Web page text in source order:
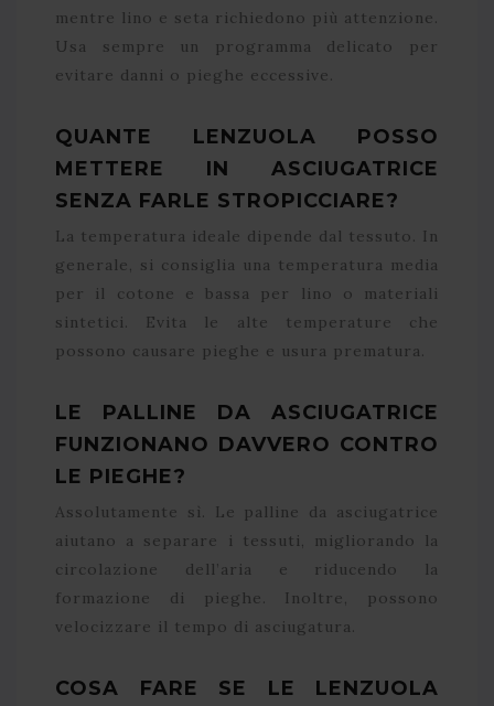
mentre lino e seta richiedono più attenzione.
Usa sempre un programma delicato per
evitare danni o pieghe eccessive.
QUANTE LENZUOLA POSSO
METTERE IN ASCIUGATRICE
SENZA FARLE STROPICCIARE?
La temperatura ideale dipende dal tessuto. In
generale, si consiglia una temperatura media
per il cotone e bassa per lino o materiali
sintetici. Evita le alte temperature che
possono causare pieghe e usura prematura.
LE PALLINE DA ASCIUGATRICE
FUNZIONANO DAVVERO CONTRO
LE PIEGHE?
Assolutamente sì. Le palline da asciugatrice
aiutano a separare i tessuti, migliorando la
circolazione dell’aria e riducendo la
formazione di pieghe. Inoltre, possono
velocizzare il tempo di asciugatura.
COSA FARE SE LE LENZUOLA